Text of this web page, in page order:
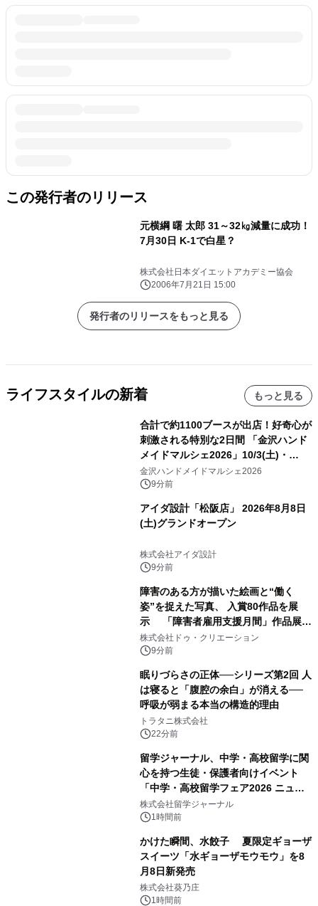
この発行者のリリース
元横綱 曙 太郎 31～32㎏減量に成功！
7月30日 K-1で白星？
株式会社日本ダイエットアカデミー協会
2006年7月21日 15:00
発行者のリリースをもっと見る
ライフスタイルの新着 もっと見る
合計で約1100ブースが出店！好奇心が
刺激される特別な2日間 「金沢ハンド
メイドマルシェ2026」10/3(土)・
10/4(日)開催
金沢ハンドメイドマルシェ2026
9分前
アイダ設計「松阪店」 2026年8月8日
(土)グランドオープン
株式会社アイダ設計
9分前
障害のある方が描いた絵画と“働く
姿”を捉えた写真、 入賞80作品を展
示 「障害者雇用支援月間」作品展示
会を 東京・愛知で開催
株式会社ドゥ・クリエーション
9分前
眠りづらさの正体──シリーズ第2回 人
は寝ると「腹腔の余白」が消える──
呼吸が弱まる本当の構造的理由
トラタニ株式会社
22分前
留学ジャーナル、中学・高校留学に関
心を持つ生徒・保護者向けイベント
「中学・高校留学フェア2026 ニュー
ジーランド＆オーストラリア」を
9/12(土)に開催
株式会社留学ジャーナル
1時間前
かけた瞬間、水餃子 夏限定ギョーザ
スイーツ「水ギョーザモウモウ」を8
月8日新発売
株式会社葵乃庄
1時間前